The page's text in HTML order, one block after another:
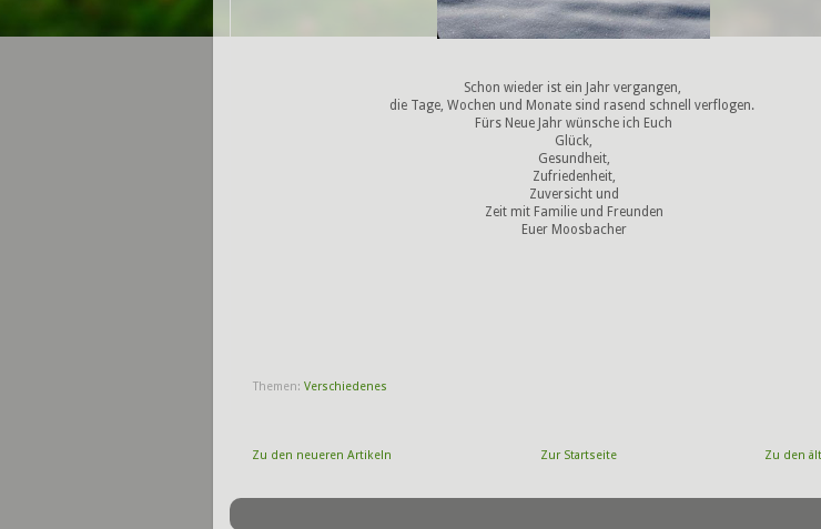
Schon wieder ist ein Jahr vergangen,
die Tage, Wochen und Monate sind rasend schnell verflogen.
Fürs Neue Jahr wünsche ich Euch
Glück,
Gesundheit,
Zufriedenheit,
Zuversicht und
Zeit mit Familie und Freunden
Euer Moosbacher
Themen: Verschiedenes
Zu den neueren Artikeln Zu den
Zur Startseite